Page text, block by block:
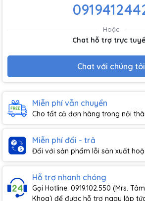
Hoặc
Chat hỗ trợ trực
Chat với chúng tôi
Miễn phí vẫn chuyển
Cho tất cả đơn hàng trong nội
Miễn phí đổi - trả
Đối với sản phẩm lỗi sản xuất
Hỗ trợ nhanh chóng
Gọi Hotline: 0919.102.550 (Mrs.
Khoa) để được hỗ trợ ngay lập